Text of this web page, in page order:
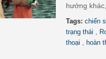
hướng
Tags: chiến
trạng thái
thoại
hoàn